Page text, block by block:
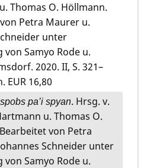
Thomas O. Höllmann.
Petra Maurer u.
unter
Samyo Rode u.
2020. II, S. 321–
EUR 16,80
pa’i spyan. Hrsg. v.
u. Thomas O.
von Petra
Schneider unter
Samyo Rode u.